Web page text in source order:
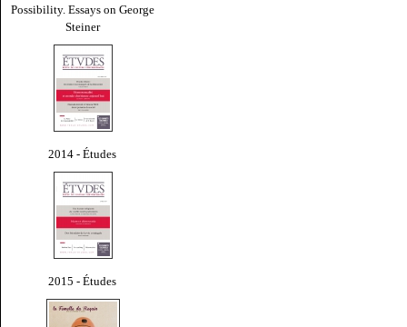
Possibility. Essays on George
Steiner
2014 - Études
2015 - Études